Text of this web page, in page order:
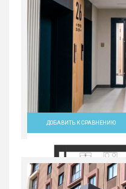
Россия,
Екатеринбург
8 713 800
ДОБАВИТЬ К СРАВНЕНИЮ